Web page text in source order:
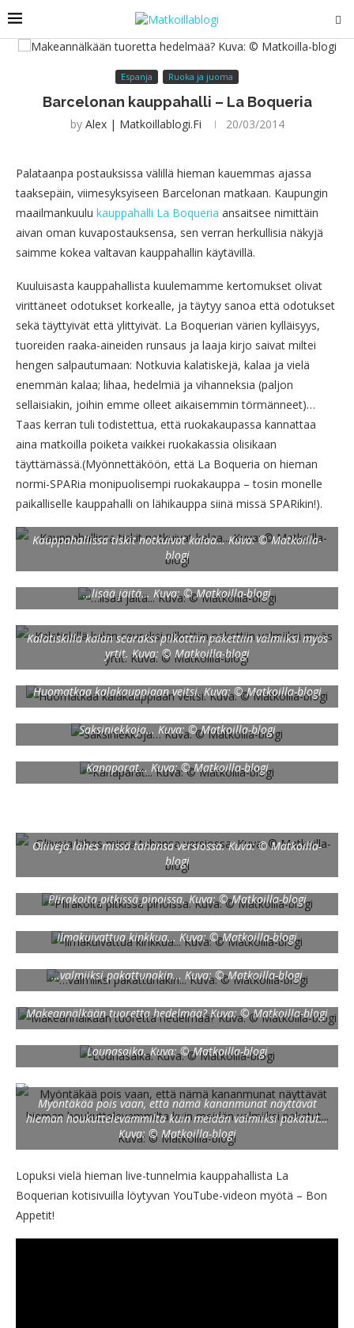
Espanja Ruoka ja juoma
Barcelonan kauppahalli – La Boqueria
by Alex | Matkoillablogi.fi 20/03/2014
Palataanpa postauksissa välillä hieman kauemmas ajassa
taaksepäin, viimesyksyiseen Barcelonan matkaan. Kaupungin
maailmankuulu kauppahalli La Boqueria ansaitsee nimittäin
aivan oman kuvapostauksensa, sen verran herkullisia näkyjä
saimme kokea valtavan kauppahallin käytävillä.
Kuuluisasta kauppahallista kuulemamme kertomukset olivat
virittäneet odotukset korkealle, ja täytyy sanoa että odotukset
sekä täyttyivät että ylittyivät. La Boquerian värien kylläisyys,
tuoreiden raaka-aineiden runsaus ja laaja kirjo saivat miltei
hengen salpautumaan: Notkuvia kalatiskejä, kalaa ja vielä
enemmän kalaa; lihaa, hedelmiä ja vihanneksia (paljon
sellaisiakin, joihin emme olleet aikaisemmin törmänneet)…
Taas kerran tuli todistettua, että ruokakaupassa kannattaa
aina matkoilla poiketa vaikkei ruokakassia olisikaan
täyttämässä.(Myönnettäköön, että La Boqueria on hieman
normi-SPARia monipuolisempi ruokakauppa – tosin monelle
paikalliselle kauppahalli on lähikauppa siinä missä SPARikin!).
Kauppahallissa tiskit notkuivat kalaa… Kuva: © Matkoilla-
blogi
…lisää jäitä… Kuva: © Matkoilla-blogi
Kalatiskillä kalan seuraksi pilkottiin pakettiin valmiiksi myös
yrtit. Kuva: © Matkoilla-blogi
Huomatkaa kalakauppiaan veitsi. Kuva: © Matkoilla-blogi
Saksiniekkoja… Kuva: © Matkoilla-blogi
Kanaparat… Kuva: © Matkoilla-blogi
Oliiveja lähes missä tahansa versiossa. Kuva: © Matkoilla-
blogi
PIirakoita pitkissä pinoissa. Kuva: © Matkoilla-blogi
Ilmakuivattua kinkkua… Kuva: © Matkoilla-blogi
…valmiiksi pakattunakin… Kuva: © Matkoilla-blogi
Makeannälkään tuoretta hedelmää? Kuva: © Matkoilla-blogi
Lounasaika. Kuva: © Matkoilla-blogi
Myöntäkää pois vaan, että nämä kananmunat näyttävät
hieman houkuttelevammilta kuin meidän valmiiksi pakatut…
Kuva: © Matkoilla-blogi
Lopuksi vielä hieman live-tunnelmia kauppahallista La
Boquerian kotisivuilla löytyvan YouTube-videon myötä – Bon
Appetit!